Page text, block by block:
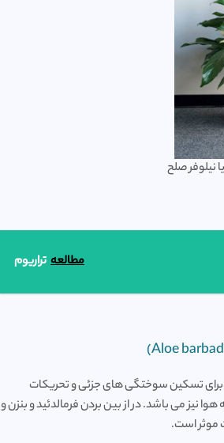
مطالعه تراریوم
برای تسکین سوختگی های جزئی و تحریکات
نیز می باشد. در از بین بردن فرمالدئید و بنزن و
موثر است.